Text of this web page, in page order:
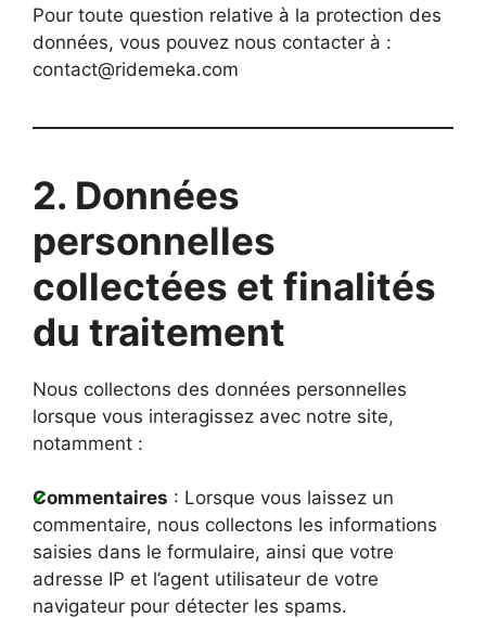
Pour toute question relative à la protection des
données, vous pouvez nous contacter à :
contact@ridemeka.com
2. Données
personnelles
collectées et finalités
du traitement
Nous collectons des données personnelles
lorsque vous interagissez avec notre site,
notamment :
Commentaires : Lorsque vous laissez un
commentaire, nous collectons les informations
saisies dans le formulaire, ainsi que votre
adresse IP et l’agent utilisateur de votre
navigateur pour détecter les spams.